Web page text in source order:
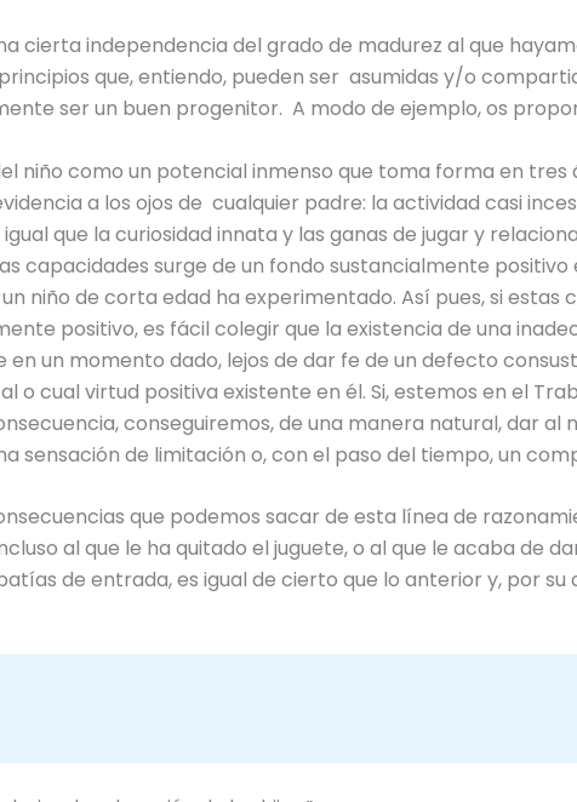
cierta independencia del grado de madurez al que
que, entiendo, pueden ser asumidas y/o
ser un buen progenitor. A modo de ejemplo, os
niño como un potencial inmenso que toma forma en
a los ojos de cualquier padre: la actividad casi
que la curiosidad innata y las ganas de jugar y
capacidades surge de un fondo sustancialmente positivo
niño de corta edad ha experimentado. Así pues, si
positivo, es fácil colegir que la existencia de una
en un momento dado, lejos de dar fe de un defecto
o cual virtud positiva existente en él. Si, estemos en el
conseguiremos, de una manera natural, dar
sensación de limitación o, con el paso del tiempo, un
que podemos sacar de esta línea de
al que le ha quitado el juguete, o al que le acaba de
de entrada, es igual de cierto que lo anterior y, por